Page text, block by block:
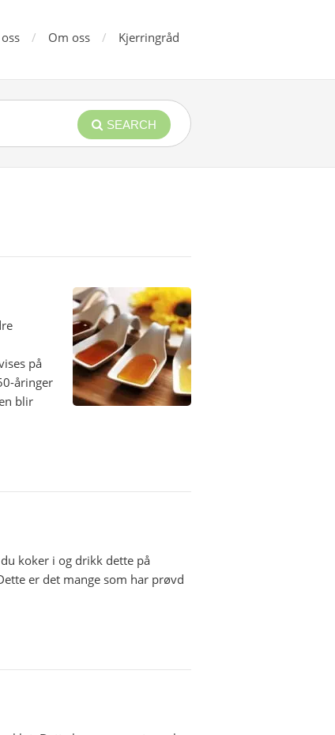
Om oss Kjerringråd
SEARCH
på
åringer
blir
koker i og drikk dette på
er det mange som har prøvd